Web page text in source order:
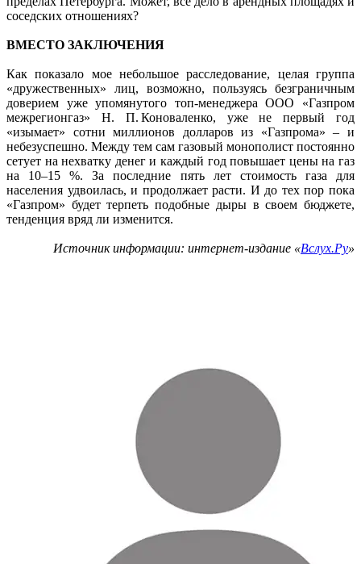
соседских отношениях?
ВМЕСТО ЗАКЛЮЧЕНИЯ
Как показало мое небольшое расследование, целая группа
«дружественных» лиц, возможно, пользуясь безграничным
доверием уже упомянутого топ-менеджера ООО «Газпром
межрегионгаз» Н. П. Коноваленко, уже не первый год
«изымает» сотни миллионов долларов из «Газпрома» – и
небезуспешно. Между тем сам газовый монополист постоянно
сетует на нехватку денег и каждый год повышает цены на газ
на 10–15 %. За последние пять лет стоимость газа для
населения удвоилась, и продолжает расти. И до тех пор пока
«Газпром» будет терпеть подобные дыры в своем бюджете,
тенденция вряд ли изменится.
Источник информации: интернет-издание «Вслух.Ру»